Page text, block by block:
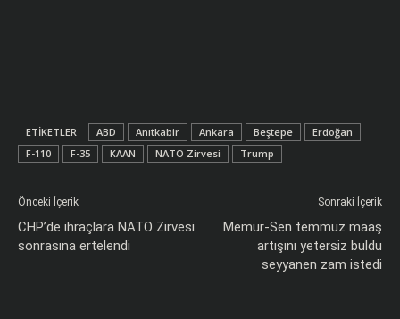
ETIKETLER ABD Anıtkabir Ankara Beştepe
Erdoğan
F-110
F-35 KAAN NATO Zirvesi Trump
Önceki İçerik
CHP’de ihraçlara NATO Zirvesi
sonrasına ertelendi
Sonraki İçerik
Memur-Sen temmuz maaş
artışını yetersiz buldu
seyyanen zam istedi